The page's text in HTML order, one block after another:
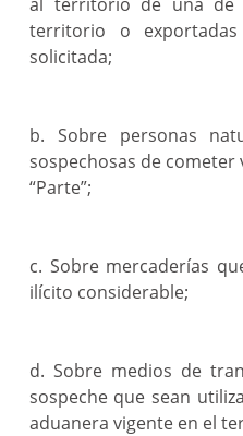
territorio o
solicitada;
b. Sobre personas
sospechosas de
“Parte”;
c. Sobre mercaderías
ilícito considerable;
d. Sobre medios de
sospeche que sean
aduanera vigente en el